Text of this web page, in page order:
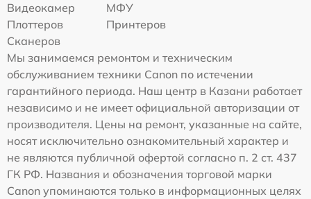
Видеокамер
МФУ
Плоттеров
Принтеров
Сканеров
Мы занимаемся ремонтом и техническим
обслуживанием техники Canon по истечении
гарантийного периода. Наш центр в Казани работает
независимо и не имеет официальной авторизации от
производителя. Цены на ремонт, указанные на сайте,
носят исключительно ознакомительный характер и
не являются публичной офертой согласно п. 2 ст. 437
ГК РФ. Названия и обозначения торговой марки
Canon упоминаются только в информационных целях